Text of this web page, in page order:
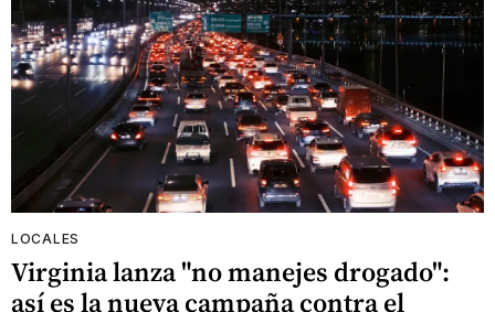
LOCALES
Virginia lanza "no manejes drogado":
así es la nueva campaña contra el